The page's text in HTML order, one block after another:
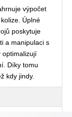
výpočet
Úplné
poskytuje
a manipulaci s
optimalizují
Díky tomu
kdy jindy.